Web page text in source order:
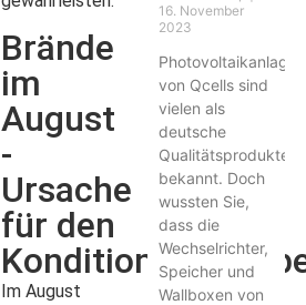
Brände
im
August
-
Ursache
für den
Im August
16. November
2023
Photovoltaikanlagen
von Qcells sind
vielen als
deutsche
Qualitätsprodukte
bekannt. Doch
wussten Sie,
dass die
Wechselrichter,
Speicher und
Wallboxen von